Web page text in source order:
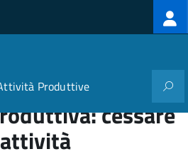
principale
Produttive
cessare